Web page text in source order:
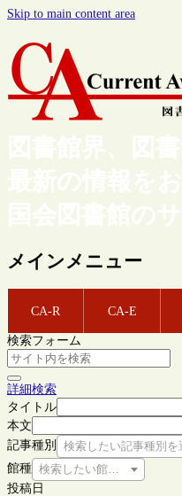
Skip to main content area
図書館界、図
最新の情報を
国会図書館の
メインメニュー
CA-R CA-E
検索フォーム
詳細検索
タイトル
本文
記事種別
検索したい記事種別
館種 検索したい館種を選択して
投稿日